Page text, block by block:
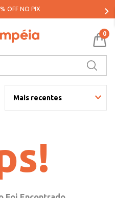
OFF NO PIX
0
Mais recentes